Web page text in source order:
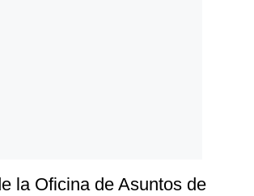
la Oficina de Asuntos de